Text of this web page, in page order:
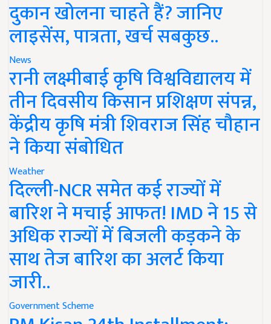
दुकान खोलना चाहते हैं? जानिए
लाइसेंस, पात्रता, खर्च सबकुछ..
News
रानी लक्ष्मीबाई कृषि विश्वविद्यालय में
तीन दिवसीय किसान प्रशिक्षण संपन्न,
केंद्रीय कृषि मंत्री शिवराज सिंह चौहान
ने किया संबोधित
Weather
दिल्ली-NCR समेत कई राज्यों में
बारिश ने मचाई आफत! IMD ने 15 से
अधिक राज्यों में बिजली कड़कने के
साथ तेज बारिश का अलर्ट किया
जारी..
Government Scheme